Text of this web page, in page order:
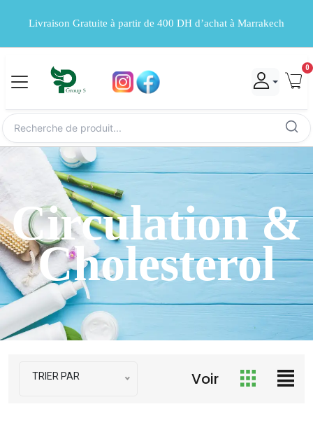
Livraison Gratuite à partir de 400 DH d’achat à Marrakech
0
Circulation &
Cholesterol
TRIER PAR Voir